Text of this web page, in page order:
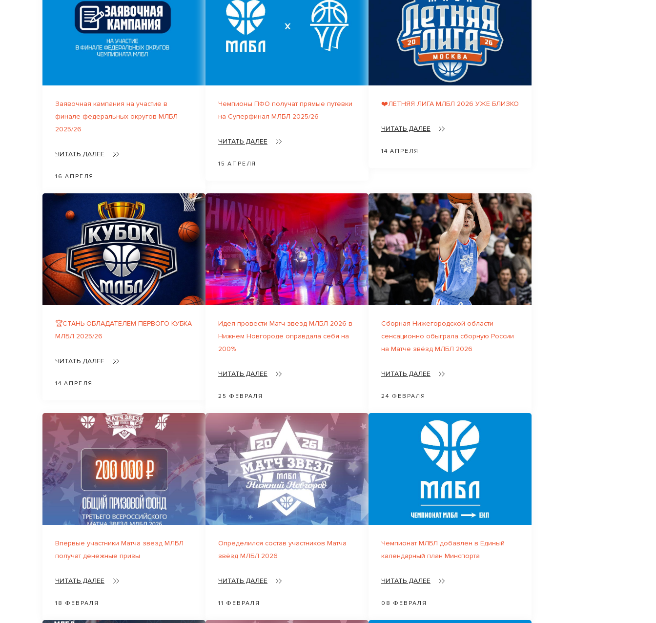
Заявочная кампания на участие в
финале федеральных округов МЛБЛ
2025/26
ЧИТАТЬ ДАЛЕЕ
16 АПРЕЛЯ
Чемпионы ПФО получат прямые путевки
на Суперфинал МЛБЛ 2025/26
ЧИТАТЬ ДАЛЕЕ
15 АПРЕЛЯ
❤️ЛЕТНЯЯ ЛИГА МЛБЛ 2026 УЖЕ БЛИЗКО
ЧИТАТЬ ДАЛЕЕ
14 АПРЕЛЯ
🏆СТАНЬ ОБЛАДАТЕЛЕМ ПЕРВОГО КУБКА
МЛБЛ 2025/26
ЧИТАТЬ ДАЛЕЕ
14 АПРЕЛЯ
Идея провести Матч звезд МЛБЛ 2026 в
Нижнем Новгороде оправдала себя на
200%
ЧИТАТЬ ДАЛЕЕ
25 ФЕВРАЛЯ
Сборная Нижегородской области
сенсационно обыграла сборную России
на Матче звёзд МЛБЛ 2026
ЧИТАТЬ ДАЛЕЕ
24 ФЕВРАЛЯ
Впервые участники Матча звезд МЛБЛ
получат денежные призы
ЧИТАТЬ ДАЛЕЕ
18 ФЕВРАЛЯ
Определился состав участников Матча
звёзд МЛБЛ 2026
ЧИТАТЬ ДАЛЕЕ
11 ФЕВРАЛЯ
Чемпионат МЛБЛ добавлен в Единый
календарный план Минспорта
ЧИТАТЬ ДАЛЕЕ
08 ФЕВРАЛЯ